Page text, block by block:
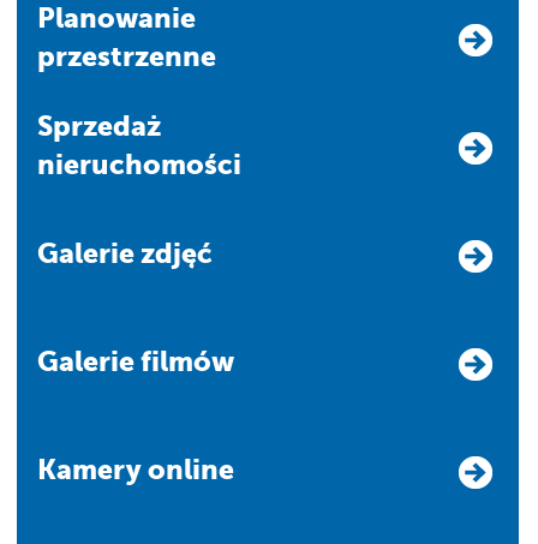
Planowanie
przestrzenne
Sprzedaż
nieruchomości
Galerie zdjęć
Galerie filmów
Kamery online